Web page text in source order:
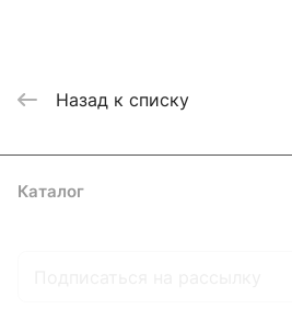
Назад к списку
Каталог